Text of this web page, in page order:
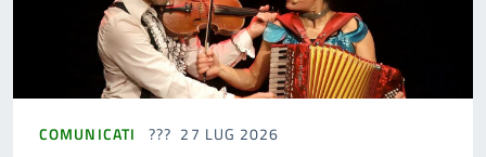
COMUNICATI 27 LUG 2026